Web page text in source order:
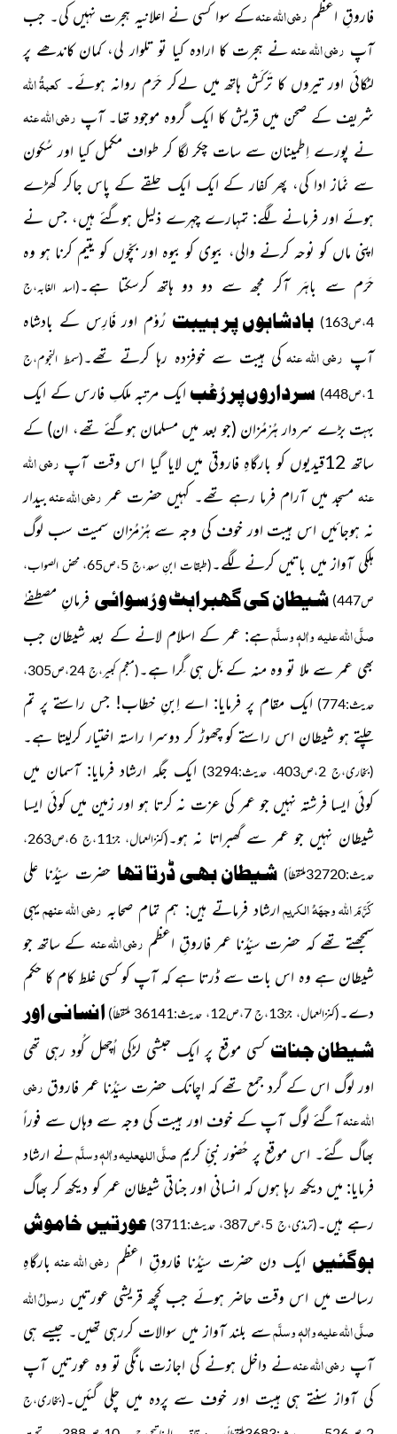
فاروقِ اعظم رضی اللہ عنہکے سوا کسی نے اعلانیہ ہجرت نہیں کی۔ جب
آپ رضی اللہ عنہنے ہجرت کا ارادہ کیا تو تلوار لی، کمان کاندھے پر
لٹکائی اور تیروں کا تَرکَش ہاتھ میں لےکر حَرَم روانہ ہوئے۔کعبۃُاللہ
شریف کے صحن میں قریش کا ایک گروہ موجود تھا۔ آپ رضی اللہ عنہ
نے پورے اِطمینان سے سات چکر لگا کر طواف مکمل کیا اور سُکون
سے نَماز ادا کی، پھر کفار کے ایک ایک حلقے کے پاس جاکر کھڑے
ہوئے اور فرمانے لگے: تمہارے چہرے ذلیل ہوگئے ہیں، جس نے
اپنی ماں کو نوحہ کرنے والی، بیوی کو بیوہ اوربچّوں کو یتیم کرنا ہو وہ
حَرَم سے باہَر آکر مجھ سے دو دو ہاتھ کرسکتا ہے۔(اسد الغابہ،ج
4،ص163) بادشاہوں پر ہیبت رُوْم اور فَارِس کے بادشاہ
آپ رضی اللہ عنہکی ہیبت سے خوفزدہ رہا کرتے تھے۔(سمط النجوم،ج
1،ص448) سرداروں پر رُعْبایک مرتبہ ملکِ فارس کے ایک
بہت بڑے سردار ہُرْمُزان (جو بعد میں مسلمان ہوگئے تھے، ان)کے
ساتھ 12قیدیوں کو بارگاہِ فاروقی میں لایا گیا اس وقت آپ
رضی اللہ
عنہمسجد میں آرام فرما رہے تھے۔ کہیں حضرت عمر رضیاللہعنہبیدار
نہ ہوجائیں اس ہیبت اور خوف کی وجہ سے ہُرْمُزان سمیت سب لوگ
ہلکی آواز میں باتیں کرنے لگے۔
(طبقات ابنِ سعد،ج 5،ص65، محض الصواب،
ص447) شیطان کی گھبراہٹ و رُسوائی فرمانِ مصطفےٰ
صلَّی اللہ علیہ واٰلہٖ وسلَّمہے: عمر کے اسلام لانے کے بعد شیطان جب
بھی عمر سے ملا تو وہ منہ کےبَل ہی گِرا ہے۔
(معجم کبیر،ج 24،ص305،
حدیث:774)
ایک مقام پر فرمایا: اے اِبنِ خطاب! جس راستے پر تم
چلتے ہو شیطان اس راستے کوچھوڑ کر دوسرا راستہ اختیار کرلیتا ہے۔
(بخاری،ج 2،ص403، حديث:3294)
ایک جگہ ارشاد فرمایا: آسمان میں
کوئی ایسا فرشتہ نہیں جو عمر کی عزت نہ کرتا ہو اور زمین میں کوئی ایسا
شیطان نہیں جو عمر سےگھبراتا نہ ہو۔ (کنزالعمال، جز11،ج 6،ص263،
حدیث:32720ملتقطاً) شیطانبھی ڈرتا تھا حضرت سیِّدُنا علی
کَرَّمَ اللہ وجہَہُ الکریمارشاد فرماتے ہیں: ہم تمام صحابہ رضی اللہ عنہمیہی
سمجھتے تھے کہ حضرت سیِّدُنا عمر فاروقِ اعظم رضی اللہ عنہ کے ساتھ جو
شیطان ہے وہ اس باتسے ڈرتا ہے کہ آپ کو کسی غلط کام کا حکم
دے۔(کنزالعمال، جز13،ج 7،ص12، حدیث:36141 ملتقطاً)
انسانی اور
شیطان جنات کسی موقع پر ایک حبشی لڑکی اُچھل کُود رہی تھی
اور لوگ اس کے گرد جمع تھے کہ اچانک حضرت سیّدُنا عمر فاروق رضی
اللہ عنہآگئے لوگ آپ کے خوف اور ہیبت کی وجہ سے وہاں سے فوراً
بھاگ گئے۔ اس موقع پر حُضور نبیِّ کریمصلَّیاللہعلیہ واٰلہٖ وسلَّمنے ارشاد
فرمایا: میں دیکھ رہا ہوں کہ انسانی اور جناتی شیطان عمر کو دیکھ کر بھاگ
رہے ہیں۔(ترمذی،ج 5،ص387، حدیث:3711)
عورتیں خاموش
ہوگئیں ایک دن حضرت سیِّدُنا فاروقِ اعظم رضی اللہ عنہ بارگاہِ
رسالت میں اس وقت حاضر ہوئے جب کچھ قریشی عورتیں رسولُاللہ
صلَّی اللہ علیہ واٰلہٖ وسلَّمسے بلند آواز میں سوالات کررہی تھیں۔ جیسے ہی
آپ رضی اللہ عنہنے داخل ہونے کی اجازت مانگی تو وہ عورتیں آپ
کی آواز سنتے ہی ہیبت اور خوف سے پردہ میں چلی گئیں۔(بخاری،ج